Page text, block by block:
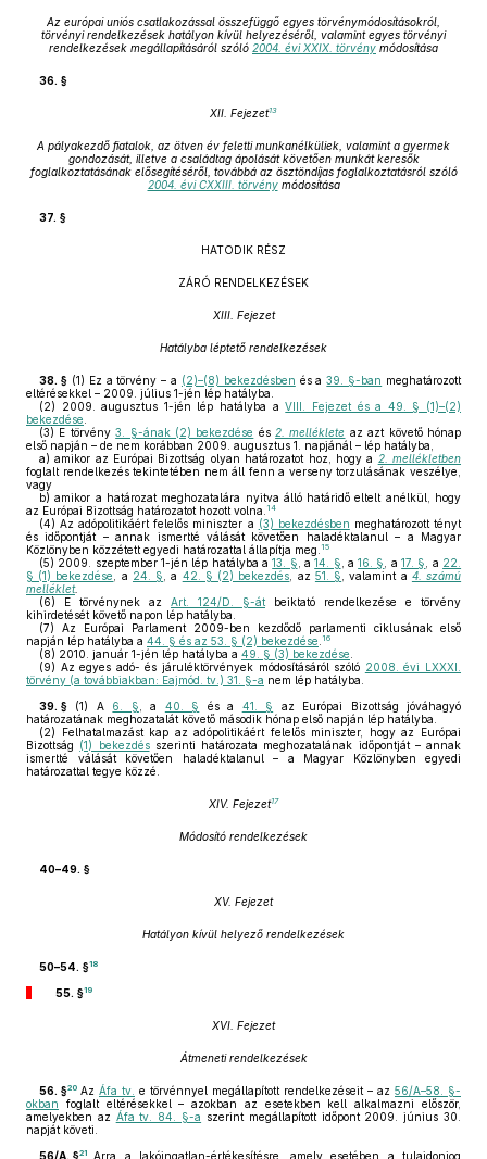
Az európai uniós csatlakozással összefüggő egyes törvénymódosításokról,
törvényi rendelkezések hatályon kívül helyezéséről, valamint egyes törvényi
rendelkezések megállapításáról szóló 2004. évi XXIX. törvény módosítása
36. §
XII. Fejezet13
A pályakezdő fiatalok, az ötven év feletti munkanélküliek, valamint a gyermek
gondozását, illetve a családtag ápolását követően munkát keresők
foglalkoztatásának elősegítéséről, továbbá az ösztöndíjas foglalkoztatásról szóló
2004. évi CXXIII. törvénymódosítása
37. §
HATODIK RÉSZ
ZÁRÓ RENDELKEZÉSEK
XIII. Fejezet
Hatályba léptető rendelkezések
38. § (1) Ez a törvény – a (2)–(8) bekezdésben és a39. §-ban meghatározott
eltérésekkel – 2009. július 1-jén lép hatályba.
(2) 2009. augusztus 1-jén lép hatályba aVIII. Fejezet és a 49. § (1)–(2)
bekezdése
(3) E törvény3. §-ának (2) bekezdése és 2. melléklete az azt követő hónap
első napján – de nem korábban 2009. augusztus 1. napjánál – lép hatályba,
a) amikor az Európai Bizottság olyan határozatot hoz, hogy a 2. mellékletben
foglalt rendelkezés tekintetében nem áll fenn a verseny torzulásának veszélye,
vagy
b) amikor a határozat meghozatalára nyitva álló határidő eltelt anélkül, hogy
az Európai Bizottság határozatot hozott volna. 14
(4) Az adópolitikáért felelős miniszter a (3) bekezdésben meghatározott tényt
és időpontját – annak ismertté válását követően haladéktalanul – a Magyar
Közlönyben közzétett egyedi határozattal állapítja meg. 15
(5) 2009. szeptember 1-jén lép hatályba a13. § , a14. § , a16. § , a17. § , a 22.
§ (1) bekezdése
, a 24. § , a 42. § (2) bekezdés , az 51. § , valamint a 4. számú
melléklet.
(6) E törvénynek az Art. 124/D. §-át beiktató rendelkezése e törvény
kihirdetését követő napon lép hatályba.
(7) Az Európai Parlament 2009-ben kezdődő parlamenti ciklusának első
napján lép hatályba a 44. § és az 53. § (2) bekezdése 16
(8) 2010. január 1-jén lép hatályba a 49. § (3) bekezdése
(9) Az egyes adó- és járuléktörvények módosításáról szóló 2008. évi LXXXI.
törvény (a továbbiakban: Eajmód. tv.) 31. §-a nem lép hatályba.
39. § (1) A 6. § , a 40. § és a 41. § az Európai Bizottság jóváhagyó
határozatának meghozatalát követő második hónap első napján lép hatályba.
(2) Felhatalmazást kap az adópolitikáért felelős miniszter, hogy az Európai
Bizottság (1) bekezdésszerinti határozata meghozatalának időpontját – annak
ismertté válását követően haladéktalanul – a Magyar Közlönyben egyedi
határozattal tegye közzé.
XIV. Fejezet17
Módosító rendelkezések
40–49. §
XV. Fejezet
Hatályon kívül helyező rendelkezések
50–54. §18
55. §19
XVI. Fejezet
Átmeneti rendelkezések
56. §20 Az Áfa tv. e törvénnyel megállapított rendelkezéseit – az 56/A–58. §-
okban foglalt eltérésekkel – azokban az esetekben kell alkalmazni először,
amelyekben az Áfa tv. 84. §-a szerint megállapított időpont 2009. június 30.
napját követi.
56/A. §21 Arra a lakóingatlan-értékesítésre, amely esetében a tulajdonjog